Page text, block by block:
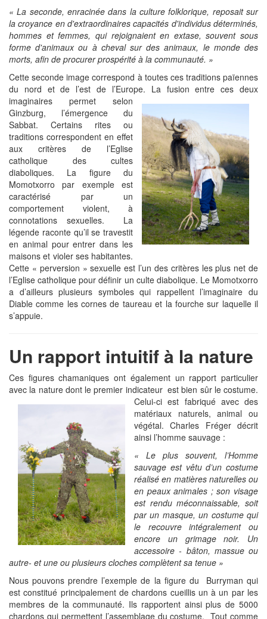
« La seconde, enracinée dans la culture folklorique, reposait sur
la croyance en d'extraordinaires capacités d'individus déterminés,
hommes et femmes, qui rejoignaient en extase, souvent sous
forme d'animaux ou à cheval sur des animaux, le monde des
morts, afin de procurer prospérité à la commu­nauté. »
Cette seconde image correspond à toutes ces traditions païennes
du nord et de l’est de l’Europe. La fusion entre ces deux
imaginaires permet selon
Ginzburg, l’émergence du
Sabbat. Certains rites ou
traditions correspondent en effet
aux critères de l’Eglise
catholique des cultes
diaboliques. La figure du
Momotxorro par exemple est
caractérisé par un
comportement violent, à
connotations sexuelles. La
légende raconte qu’il se travestit
en animal pour entrer dans les
maisons et violer ses habitantes.
Cette « perversion » sexuelle est l’un des critères les plus net de
l’Eglise catholique pour définir un culte diabolique. Le Momotxorro
a d’ailleurs plusieurs symboles qui rappellent l’imaginaire du
Diable comme les cornes de taureau et la fourche sur laquelle il
s’appuie.
Un rapport intuitif à la nature
Ces figures chamaniques ont également un rapport particulier
avec la nature dont le premier indicateur est bien sûr le costume.
Celui-ci est fabriqué avec des
matériaux naturels, animal ou
végétal. Charles Fréger décrit
ainsi l’homme sauvage :
« Le plus souvent, l’Homme
sauvage est vêtu d’un costume
réalisé en matières naturelles ou
en peaux animales ; son visage
est rendu méconnaissable, soit
par un masque, un costume qui
le recouvre intégralement ou
encore un grimage noir. Un
accessoire - bâton, massue ou
autre- et une ou plusieurs cloches complètent sa tenue »
Nous pouvons prendre l’exemple de la figure du Burryman qui
est constitué principalement de chardons cueillis un à un par les
membres de la communauté. Ils rapportent ainsi plus de 5000
chardons qui permettent l’assemblage du costume. Tout comme